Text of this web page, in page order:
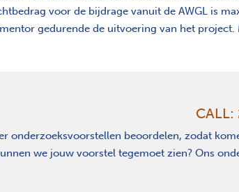
voor de bijdrage vanuit de AWGL is
gedurende de uitvoering van het project.
CALL:
onderzoeksvoorstellen beoordelen, zodat
we jouw voorstel tegemoet zien? Ons